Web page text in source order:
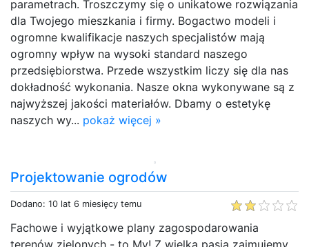
parametrach. Troszczymy się o unikatowe rozwiązania
dla Twojego mieszkania i firmy. Bogactwo modeli i
ogromne kwalifikacje naszych specjalistów mają
ogromny wpływ na wysoki standard naszego
przedsiębiorstwa. Przede wszystkim liczy się dla nas
dokładność wykonania. Nasze okna wykonywane są z
najwyższej jakości materiałów. Dbamy o estetykę
naszych wy... pokaż więcej »
Projektowanie ogrodów
Dodano: 10 lat 6 miesięcy temu
Fachowe i wyjątkowe plany zagospodarowania
terenów zielonych - to My! Z wielką pasją zajmujemy